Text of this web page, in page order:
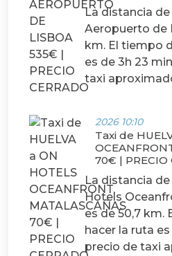
La distancia
Aeropuerto de
km. El tiempo
es de 3h 23
taxi
2026 10:10
Taxi de
70€ | PRECIO
La distancia
Hotels
es de 50,7 km.
hacer la ruta
precio de taxi